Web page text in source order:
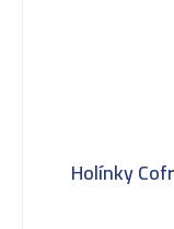
Holínky